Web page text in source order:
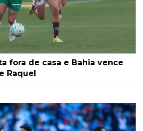
fora de casa e Bahia vence
Raquel